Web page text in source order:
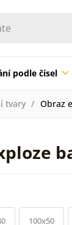
podle čísel
tvary Obraz
100x50